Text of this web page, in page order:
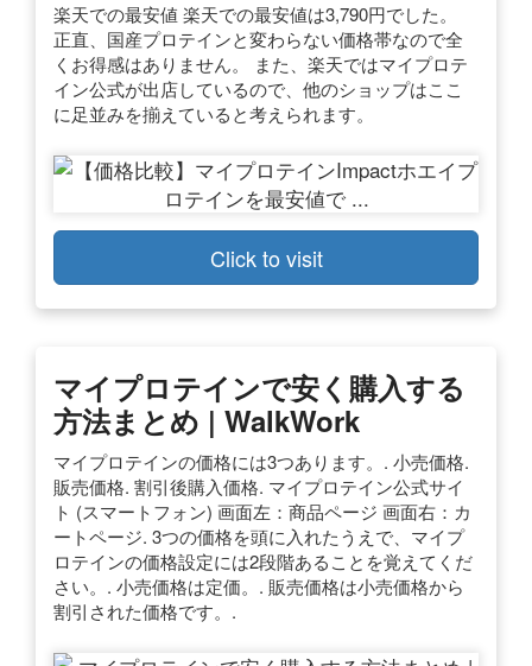
楽天での最安値 楽天での最安値は3,790円でした。
正直、国産プロテインと変わらない価格帯なので全
くお得感はありません。 また、楽天ではマイプロテ
イン公式が出店しているので、他のショップはここ
に足並みを揃えていると考えられます。
Click to visit
マイプロテインで安く購入する
方法まとめ | WalkWork
マイプロテインの価格には3つあります。. 小売価格.
販売価格. 割引後購入価格. マイプロテイン公式サイ
ト (スマートフォン) 画面左：商品ページ 画面右：カ
ートページ. 3つの価格を頭に入れたうえで、マイプ
ロテインの価格設定には2段階あることを覚えてくだ
さい。. 小売価格は定価。. 販売価格は小売価格から
割引された価格です。.